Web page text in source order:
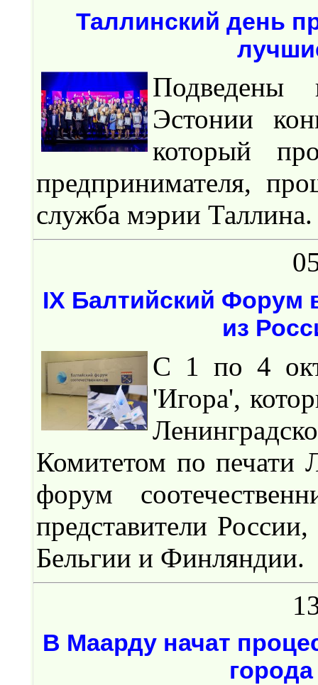
Таллинский день
Подведены
Эстонии
который
предпринимателя,
служба мэрии Таллина.
IX Балтийский Форум
из
С 1 по 4
'Игора',
Комитетом по печати
форум
представители
Бельгии и Финляндии.
В Маарду начат